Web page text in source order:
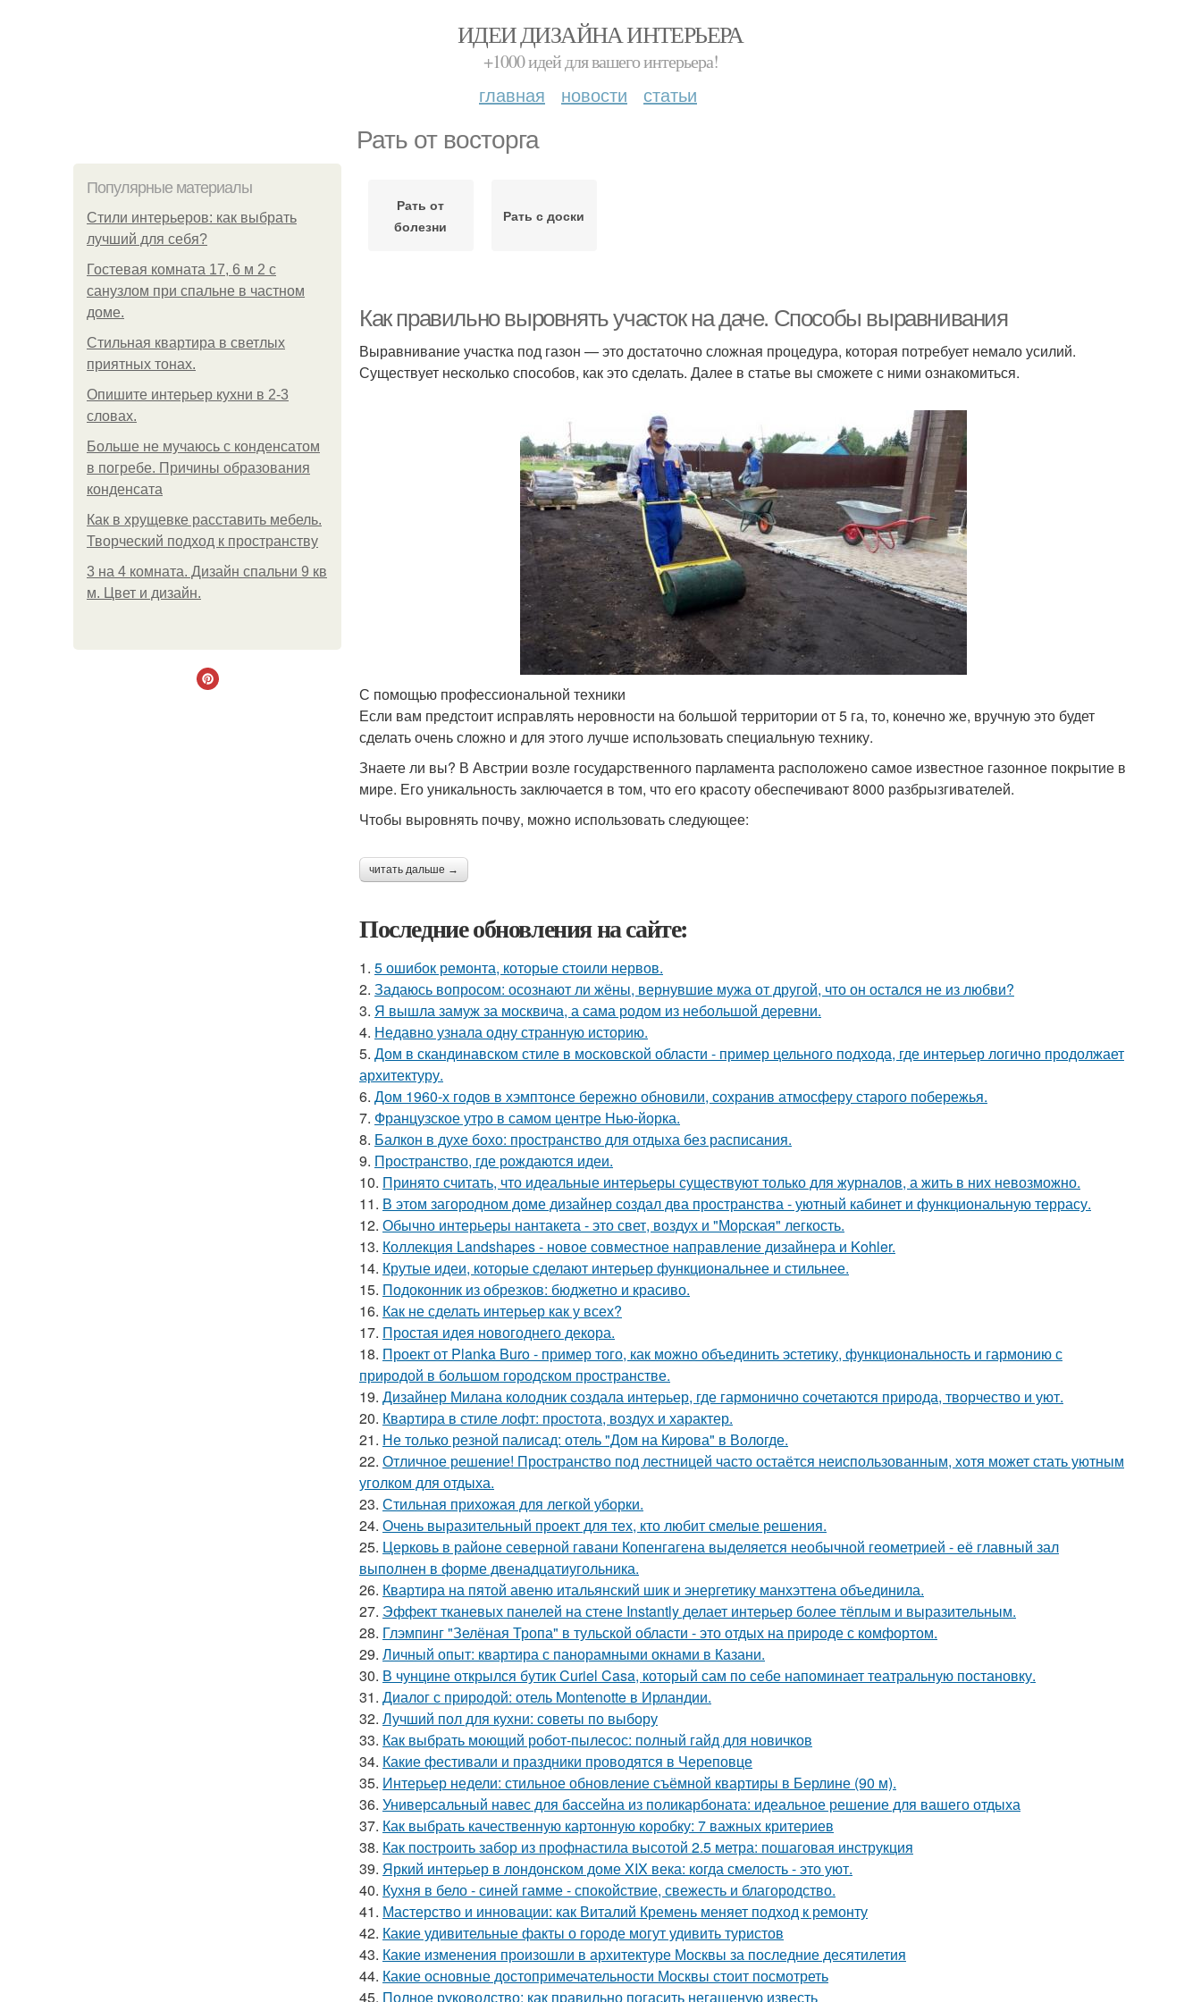
ИДЕИ ДИЗАЙНА ИНТЕРЬЕРА
+1000 идей для вашего интерьера!
главная новости статьи
Рать от восторга
Популярные материалы
Стили интерьеров: как выбрать
лучший для себя?
Гостевая комната 17, 6 м 2 с
санузлом при спальне в частном
доме.
Стильная квартира в светлых
приятных тонах.
Опишите интерьер кухни в 2-3
словах.
Больше не мучаюсь с конденсатом
в погребе. Причины образования
конденсата
Как в хрущевке расставить мебель.
Творческий подход к пространству
3 на 4 комната. Дизайн спальни 9 кв
м. Цвет и дизайн.
Рать от
болезни
Рать с доски
Как правильно выровнять участок на даче. Способы выравнивания
Выравнивание участка под газон — это достаточно сложная процедура, которая потребует немало усилий.
Существует несколько способов, как это сделать. Далее в статье вы сможете с ними ознакомиться.
С помощью профессиональной техники
Если вам предстоит исправлять неровности на большой территории от 5 га, то, конечно же, вручную это будет
сделать очень сложно и для этого лучше использовать специальную технику.
Знаете ли вы? В Австрии возле государственного парламента расположено самое известное газонное покрытие в
мире. Его уникальность заключается в том, что его красоту обеспечивают 8000 разбрызгивателей.
Чтобы выровнять почву, можно использовать следующее:
читать дальше →
Последние обновления на сайте:
1. 5 ошибок ремонта, которые стоили нервов.
2. Задаюсь вопросом: осознают ли жёны, вернувшие мужа от другой, что он остался не из любви?
3. Я вышла замуж за москвича, а сама родом из небольшой деревни.
4. Недавно узнала одну странную историю.
5. Дом в скандинавском стиле в московской области - пример цельного подхода, где интерьер логично продолжает
архитектуру.
6. Дом 1960-х годов в хэмптонсе бережно обновили, сохранив атмосферу старого побережья.
7. Французское утро в самом центре Нью-йорка.
8. Балкон в духе бохо: пространство для отдыха без расписания.
9. Пространство, где рождаются идеи.
10. Принято считать, что идеальные интерьеры существуют только для журналов, а жить в них невозможно.
11. В этом загородном доме дизайнер создал два пространства - уютный кабинет и функциональную террасу.
12. Обычно интерьеры нантакета - это свет, воздух и "Морская" легкость.
13. Коллекция Landshapes - новое совместное направление дизайнера и Kohler.
14. Крутые идеи, которые сделают интерьер функциональнее и стильнее.
15. Подоконник из обрезков: бюджетно и красиво.
16. Как не сделать интерьер как у всех?
17. Простая идея новогоднего декора.
18. Проект от Planka Buro - пример того, как можно объединить эстетику, функциональность и гармонию с
природой в большом городском пространстве.
19. Дизайнер Милана колодник создала интерьер, где гармонично сочетаются природа, творчество и уют.
20. Квартира в стиле лофт: простота, воздух и характер.
21. Не только резной палисад: отель "Дом на Кирова" в Вологде.
22. Отличное решение! Пространство под лестницей часто остаётся неиспользованным, хотя может стать уютным
уголком для отдыха.
23. Стильная прихожая для легкой уборки.
24. Очень выразительный проект для тех, кто любит смелые решения.
25. Церковь в районе северной гавани Копенгагена выделяется необычной геометрией - её главный зал
выполнен в форме двенадцатиугольника.
26. Квартира на пятой авеню итальянский шик и энергетику манхэттена объединила.
27. Эффект тканевых панелей на стене Instantly делает интерьер более тёплым и выразительным.
28. Глэмпинг "Зелёная Тропа" в тульской области - это отдых на природе с комфортом.
29. Личный опыт: квартира с панорамными окнами в Казани.
30. В чунцине открылся бутик Curiel Casa, который сам по себе напоминает театральную постановку.
31. Диалог с природой: отель Montenotte в Ирландии.
32. Лучший пол для кухни: советы по выбору
33. Как выбрать моющий робот-пылесос: полный гайд для новичков
34. Какие фестивали и праздники проводятся в Череповце
35. Интерьер недели: стильное обновление съёмной квартиры в Берлине (90 м).
36. Универсальный навес для бассейна из поликарбоната: идеальное решение для вашего отдыха
37. Как выбрать качественную картонную коробку: 7 важных критериев
38. Как построить забор из профнастила высотой 2.5 метра: пошаговая инструкция
39. Яркий интерьер в лондонском доме XIX века: когда смелость - это уют.
40. Кухня в бело - синей гамме - спокойствие, свежесть и благородство.
41. Мастерство и инновации: как Виталий Кремень меняет подход к ремонту
42. Какие удивительные факты о городе могут удивить туристов
43. Какие изменения произошли в архитектуре Москвы за последние десятилетия
44. Какие основные достопримечательности Москвы стоит посмотреть
45. Полное руководство: как правильно погасить негашеную известь